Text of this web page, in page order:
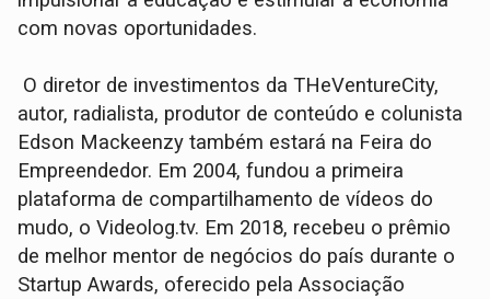
com novas oportunidades.
O diretor de investimentos da THeVentureCity,
autor, radialista, produtor de conteúdo e colunista
Edson Mackeenzy também estará na Feira do
Empreendedor. Em 2004, fundou a primeira
plataforma de compartilhamento de vídeos do
mudo, o Videolog.tv. Em 2018, recebeu o prêmio
de melhor mentor de negócios do país durante o
Startup Awards, oferecido pela Associação